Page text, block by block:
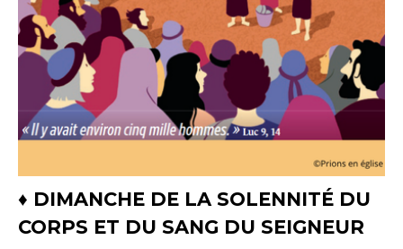
♦ DIMANCHE DE LA SOLENNITÉ DU
CORPS ET DU SANG DU SEIGNEUR